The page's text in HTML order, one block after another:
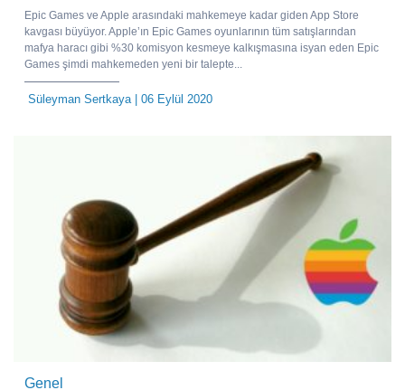
Epic Games ve Apple arasındaki mahkemeye kadar giden App Store
kavgası büyüyor. Apple’ın Epic Games oyunlarının tüm satışlarından
mafya haracı gibi %30 komisyon kesmeye kalkışmasına isyan eden Epic
Games şimdi mahkemeden yeni bir talepte...
Süleyman Sertkaya | 06 Eylül 2020
Genel